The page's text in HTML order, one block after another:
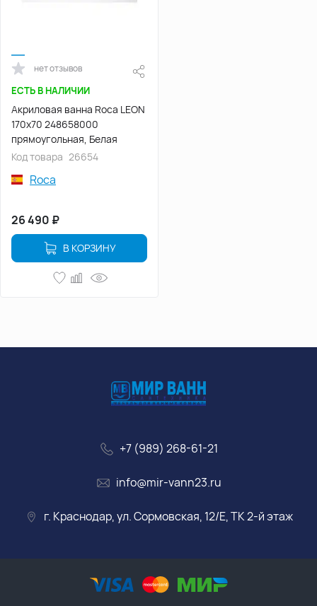
нет отзывов
ЕСТЬ В НАЛИЧИИ
Акриловая ванна Roca LEON
170х70 248658000
прямоугольная, Белая
Код товара 26654
Roca
26 490 ₽
В КОРЗИНУ
+7 (989) 268-61-21
info@mir-vann23.ru
г. Краснодар, ул. Сормовская, 12/Е, ТК 2-й этаж